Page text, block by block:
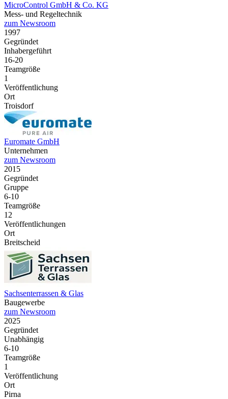
MicroControl GmbH & Co. KG
Mess- und Regeltechnik
zum Newsroom
1997
Gegründet
Inhabergeführt
16-20
Teamgröße
1
Veröffentlichung
Ort
Troisdorf
Euromate GmbH
Unternehmen
zum Newsroom
2015
Gegründet
Gruppe
6-10
Teamgröße
12
Veröffentlichungen
Ort
Breitscheid
Sachsenterrassen & Glas
Baugewerbe
zum Newsroom
2025
Gegründet
Unabhängig
6-10
Teamgröße
1
Veröffentlichung
Ort
Pirna